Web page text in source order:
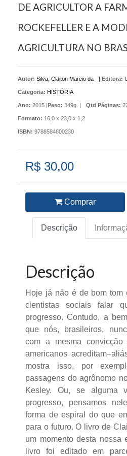
DE AGRICULTOR A
ROCKEFELLER E A
AGRICULTURA NO
Autor: Silva, Claiton Marcio da | Editora:
Categoria: HISTÓRIA
Ano: 2015 |Peso: 349g. | Qtd Páginas:
Formato: 16,0 x 23,0 x 1,2
ISBN: 9788584800230
R$ 30,00
Comprar
Descrição
Descrição
Hoje já não é de bom tom
cientistas sociais falar
progresso. Contudo, a
que nós, brasileiros,
com a mesma
americanos
mostra isso, por
passagens do agrônomo
Kesley. Ou, se alguma
progresso, pensamos
forma de espiral do que
para o futuro. O livro de
um momento desta nossa
livro foi editado em